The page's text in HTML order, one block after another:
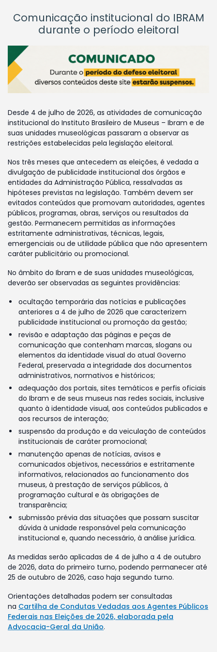
Comunicação institucional do IBRAM
durante o período eleitoral
Desde 4 de julho de 2026, as atividades de comunicação
institucional do Instituto Brasileiro de Museus – Ibram e de
suas unidades museológicas passaram a observar as
restrições estabelecidas pela legislação eleitoral.
Nos três meses que antecedem as eleições, é vedada a
divulgação de publicidade institucional dos órgãos e
entidades da Administração Pública, ressalvadas as
hipóteses previstas na legislação. Também devem ser
evitados conteúdos que promovam autoridades, agentes
públicos, programas, obras, serviços ou resultados da
gestão. Permanecem permitidas as informações
estritamente administrativas, técnicas, legais,
emergenciais ou de utilidade pública que não apresentem
caráter publicitário ou promocional.
No âmbito do Ibram e de suas unidades museológicas,
deverão ser observadas as seguintes providências:
ocultação temporária das notícias e publicações
anteriores a 4 de julho de 2026 que caracterizem
publicidade institucional ou promoção da gestão;
revisão e adaptação das páginas e peças de
comunicação que contenham marcas, slogans ou
elementos da identidade visual do atual Governo
Federal, preservada a integridade dos documentos
administrativos, normativos e históricos;
adequação dos portais, sites temáticos e perfis oficiais
do Ibram e de seus museus nas redes sociais, inclusive
quanto à identidade visual, aos conteúdos publicados e
aos recursos de interação;
suspensão da produção e da veiculação de conteúdos
institucionais de caráter promocional;
manutenção apenas de notícias, avisos e
comunicados objetivos, necessários e estritamente
informativos, relacionados ao funcionamento dos
museus, à prestação de serviços públicos, à
programação cultural e às obrigações de
transparência;
submissão prévia das situações que possam suscitar
dúvida à unidade responsável pela comunicação
institucional e, quando necessário, à análise jurídica.
As medidas serão aplicadas de 4 de julho a 4 de outubro
de 2026, data do primeiro turno, podendo permanecer até
25 de outubro de 2026, caso haja segundo turno.
Orientações detalhadas podem ser consultadas
na Cartilha de Condutas Vedadas aos Agentes Públicos
Federais nas Eleições de 2026, elaborada pela
Advocacia-Geral da União.